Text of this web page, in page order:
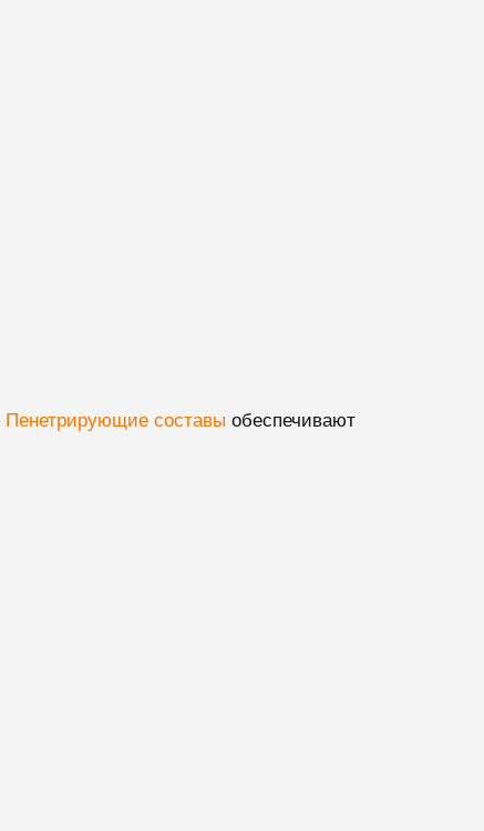
Пенетрирующие составы обеспечивают